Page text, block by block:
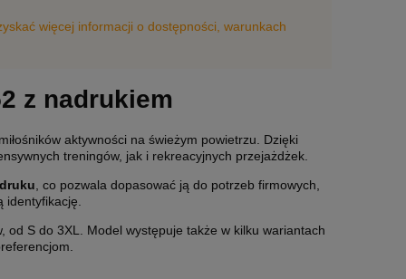
więcej informacji o dostępności, warunkach
z nadrukiem
aktywności na świeżym powietrzu. Dzięki
treningów, jak i rekreacyjnych przejażdżek.
, co pozwala dopasować ją do potrzeb firmowych,
identyfikację.
S do 3XL. Model występuje także w kilku wariantach